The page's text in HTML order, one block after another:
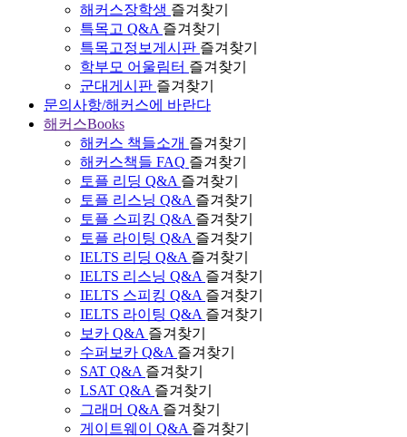
해커스장학생 즐겨찾기
특목고 Q&A 즐겨찾기
특목고정보게시판 즐겨찾기
학부모 어울림터 즐겨찾기
군대게시판 즐겨찾기
문의사항/해커스에 바란다
해커스Books
해커스 책들소개 즐겨찾기
해커스책들 FAQ 즐겨찾기
토플 리딩 Q&A 즐겨찾기
토플 리스닝 Q&A 즐겨찾기
토플 스피킹 Q&A 즐겨찾기
토플 라이팅 Q&A 즐겨찾기
IELTS 리딩 Q&A 즐겨찾기
IELTS 리스닝 Q&A 즐겨찾기
IELTS 스피킹 Q&A 즐겨찾기
IELTS 라이팅 Q&A 즐겨찾기
보카 Q&A 즐겨찾기
수퍼보카 Q&A 즐겨찾기
SAT Q&A 즐겨찾기
LSAT Q&A 즐겨찾기
그래머 Q&A 즐겨찾기
게이트웨이 Q&A 즐겨찾기